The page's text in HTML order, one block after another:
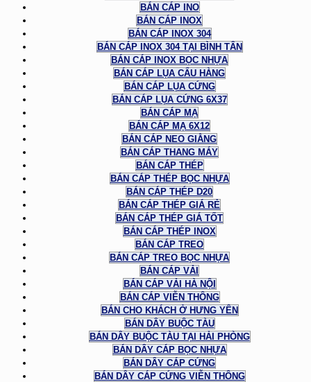
BÁN CÁP INO
BÁN CÁP INOX
BÁN CÁP INOX 304
BÁN CÁP INOX 304 TẠI BÌNH TÂN
BÁN CÁP INOX BỌC NHỰA
BÁN CÁP LỤA CẨU HÀNG
BÁN CÁP LỤA CỨNG
BÁN CÁP LỤA CỨNG 6X37
BÁN CÁP MẠ
BÁN CÁP MẠ 6X12
BÁN CÁP NEO GIẰNG
BÁN CÁP THANG MÁY
BÁN CÁP THÉP
BÁN CÁP THÉP BỌC NHỰA
BÁN CÁP THÉP D20
BÁN CÁP THÉP GIÁ RẺ
BÁN CÁP THÉP GIÁ TỐT
BÁN CÁP THÉP INOX
BÁN CÁP TREO
BÁN CÁP TREO BỌC NHỰA
BÁN CÁP VẢI
BÁN CÁP VẢI HÀ NỘI
BÁN CÁP VIỄN THÔNG
BÁN CHO KHÁCH Ở HƯNG YÊN
BÁN DÂY BUỘC TÀU
BÁN DÂY BUỘC TÀU TẠI HẢI PHÒNG
BÁN DÂY CÁP BỌC NHỰA
BÁN DÂY CÁP CỨNG
BÁN DÂY CÁP CỨNG VIỄN THÔNG